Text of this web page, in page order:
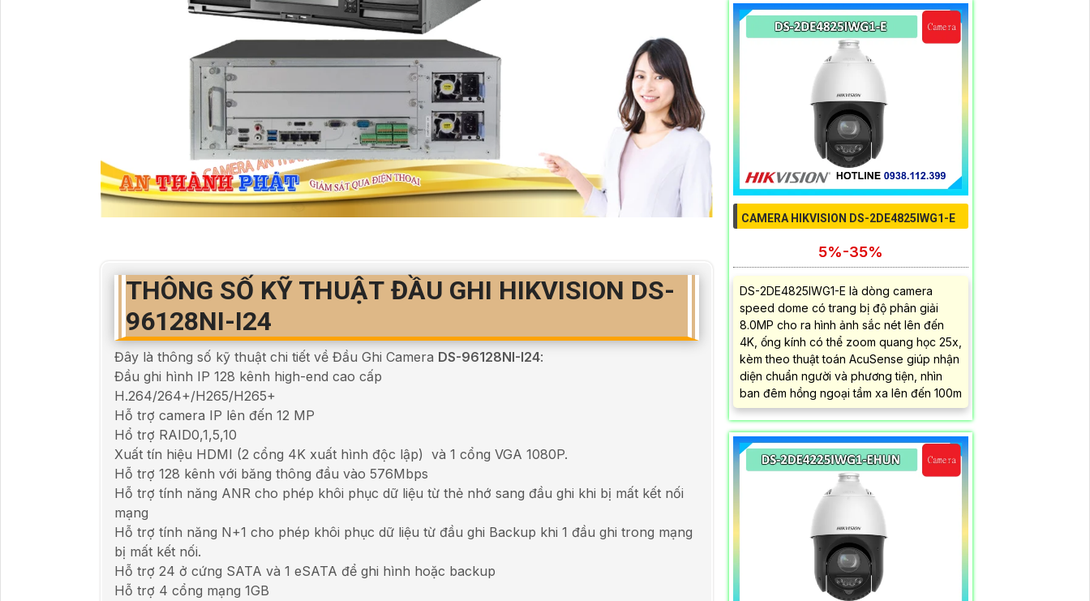
THÔNG SỐ KỸ THUẬT ĐẦU GHI HIKVISION DS-
96128NI-I24
Đây là thông số kỹ thuật chi tiết về Đầu Ghi Camera DS-96128NI-I24:
Đầu ghi hình IP 128 kênh high-end cao cấp
H.264/264+/H265/H265+
Hỗ trợ camera IP lên đến 12 MP
Hổ trợ RAID0,1,5,10
Xuất tín hiệu HDMI (2 cổng 4K xuất hình độc lập) và 1 cổng VGA 1080P.
Hỗ trợ 128 kênh với băng thông đầu vào 576Mbps
Hỗ trợ tính năng ANR cho phép khôi phục dữ liệu từ thẻ nhớ sang đầu ghi khi bị mất kết nối
mạng
Hỗ trợ tính năng N+1 cho phép khôi phục dữ liệu từ đầu ghi Backup khi 1 đầu ghi trong mạng
bị mất kết nối.
Hỗ trợ 24 ở cứng SATA và 1 eSATA để ghi hình hoặc backup
Hỗ trợ 4 cổng mạng 1GB
CAMERA HIKVISION DS-2DE4825IWG1-E
5%-35%
DS-2DE4825IWG1-E là dòng camera
speed dome có trang bị độ phân giải
8.0MP cho ra hình ảnh sắc nét lên đến
4K, ống kính có thể zoom quang học 25x,
kèm theo thuật toán AcuSense giúp nhận
diện chuẩn người và phương tiện, nhìn
ban đêm hồng ngoại tầm xa lên đến 100m